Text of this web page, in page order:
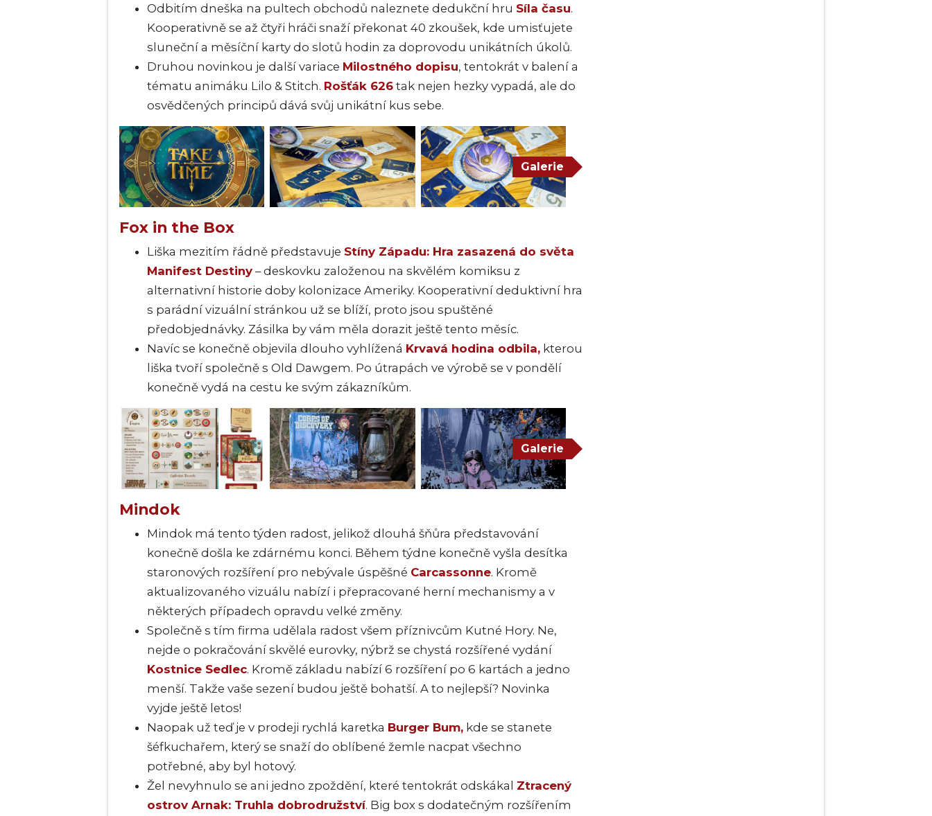
Odbitím dneška na pultech obchodů naleznete dedukční hru Síla času.
Kooperativně se až čtyři hráči snaží překonat 40 zkoušek, kde umisťujete
sluneční a měsíční karty do slotů hodin za doprovodu unikátních úkolů.
Druhou novinkou je další variace Milostného dopisu, tentokrát v balení a
tématu animáku Lilo & Stitch. Rošťák 626 tak nejen hezky vypadá, ale do
osvědčených principů dává svůj unikátní kus sebe.
Galerie
Fox in the Box
Liška mezitím řádně představuje Stíny Západu: Hra zasazená do světa
Manifest Destiny – deskovku založenou na skvělém komiksu z
alternativní historie doby kolonizace Ameriky. Kooperativní deduktivní hra
s parádní vizuální stránkou už se blíží, proto jsou spuštěné
předobjednávky. Zásilka by vám měla dorazit ještě tento měsíc.
Navíc se konečně objevila dlouho vyhlížená Krvavá hodina odbila, kterou
liška tvoří společně s Old Dawgem. Po útrapách ve výrobě se v pondělí
konečně vydá na cestu ke svým zákazníkům.
Galerie
Mindok
Mindok má tento týden radost, jelikož dlouhá šňůra představování
konečně došla ke zdárnému konci. Během týdne konečně vyšla desítka
staronových rozšíření pro nebývale úspěšné Carcassonne. Kromě
aktualizovaného vizuálu nabízí i přepracované herní mechanismy a v
některých případech opravdu velké změny.
Společně s tím firma udělala radost všem příznivcům Kutné Hory. Ne,
nejde o pokračování skvělé eurovky, nýbrž se chystá rozšířené vydání
Kostnice Sedlec. Kromě základu nabízí 6 rozšíření po 6 kartách a jedno
menší. Takže vaše sezení budou ještě bohatší. A to nejlepší? Novinka
vyjde ještě letos!
Naopak už teď je v prodeji rychlá karetka Burger Bum, kde se stanete
šéfkuchařem, který se snaží do oblíbené žemle nacpat všechno
potřebné, aby byl hotový.
Žel nevyhnulo se ani jedno zpoždění, které tentokrát odskákal Ztracený
ostrov Arnak: Truhla dobrodružství. Big box s dodatečným rozšířením